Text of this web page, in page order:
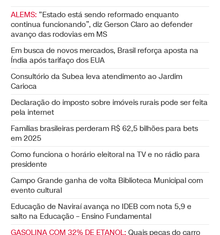
ALEMS: “Estado está sendo reformado enquanto
continua funcionando”, diz Gerson Claro ao defender
avanço das rodovias em MS
Em busca de novos mercados, Brasil reforça aposta na
Índia após tarifaço dos EUA
Consultório da Subea leva atendimento ao Jardim
Carioca
Declaração do imposto sobre imóveis rurais pode ser feita
pela internet
Famílias brasileiras perderam R$ 62,5 bilhões para bets
em 2025
Como funciona o horário eleitoral na TV e no rádio para
presidente
Campo Grande ganha de volta Biblioteca Municipal com
evento cultural
Educação de Naviraí avança no IDEB com nota 5,9 e
salto na Educação – Ensino Fundamental
GASOLINA COM 32% DE ETANOL: Quais peças do carro